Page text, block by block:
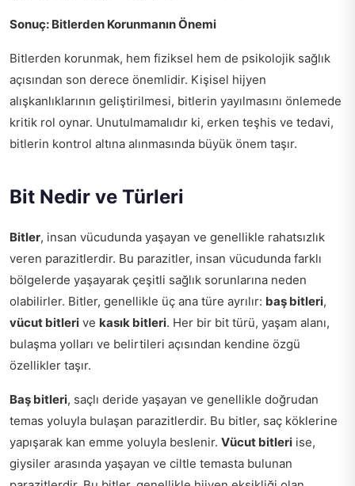
Sonuç: Bitlerden Korunmanın Önemi
Bitlerden korunmak, hem fiziksel hem de psikolojik sağlık
açısından son derece önemlidir. Kişisel hijyen
alışkanlıklarının geliştirilmesi, bitlerin yayılmasını önlemede
kritik rol oynar. Unutulmamalıdır ki, erken teşhis ve tedavi,
bitlerin kontrol altına alınmasında büyük önem taşır.
Bit Nedir ve Türleri
Bitler, insan vücudunda yaşayan ve genellikle rahatsızlık
veren parazitlerdir. Bu parazitler, insan vücudunda farklı
bölgelerde yaşayarak çeşitli sağlık sorunlarına neden
olabilirler. Bitler, genellikle üç ana türe ayrılır: baş bitleri,
vücut bitleri ve kasık bitleri. Her bir bit türü, yaşam alanı,
bulaşma yolları ve belirtileri açısından kendine özgü
özellikler taşır.
Baş bitleri, saçlı deride yaşayan ve genellikle doğrudan
temas yoluyla bulaşan parazitlerdir. Bu bitler, saç köklerine
yapışarak kan emme yoluyla beslenir. Vücut bitleri ise,
giysiler arasında yaşayan ve ciltle temasta bulunan